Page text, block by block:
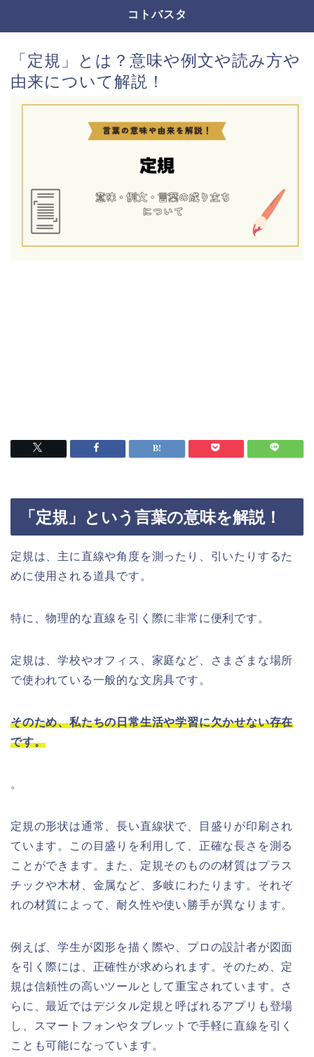
コトバスタ
「定規」とは？意味や例文や読み方や
由来について解説！
「定規」という言葉の意味を解説！
定規は、主に直線や角度を測ったり、引いたりするた
めに使用される道具です。
特に、物理的な直線を引く際に非常に便利です。
定規は、学校やオフィス、家庭など、さまざまな場所
で使われている一般的な文房具です。
そのため、私たちの日常生活や学習に欠かせない存在
です。
。
定規の形状は通常、長い直線状で、目盛りが印刷され
ています。この目盛りを利用して、正確な長さを測る
ことができます。また、定規そのものの材質はプラス
チックや木材、金属など、多岐にわたります。それぞ
れの材質によって、耐久性や使い勝手が異なります。
例えば、学生が図形を描く際や、プロの設計者が図面
を引く際には、正確性が求められます。そのため、定
規は信頼性の高いツールとして重宝されています。さ
らに、最近ではデジタル定規と呼ばれるアプリも登場
し、スマートフォンやタブレットで手軽に直線を引く
ことも可能になっています。